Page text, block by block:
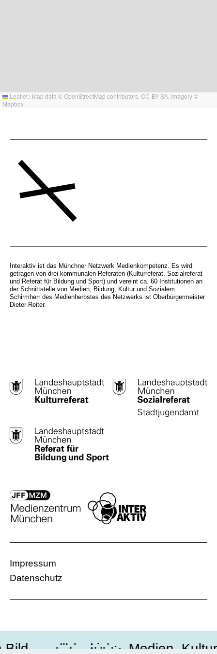
Leaflet | Map data ©OpenStreetMap contributors, CC-BY-SA , Imagery ©
Mapbox
Interaktiv ist das Münchner Netzwerk Medienkompetenz. Es wird
getragen von drei kommunalen Referaten (Kulturreferat, Sozialreferat
und Referat für Bildung und Sport) und vereint ca. 60 Institutionen an
der Schnittstelle von Medien, Bildung, Kultur und Sozialem.
Schirmherr des Medienherbstes des Netzwerks ist Oberbürgermeister
Dieter Reiter.
Impressum
Datenschutz